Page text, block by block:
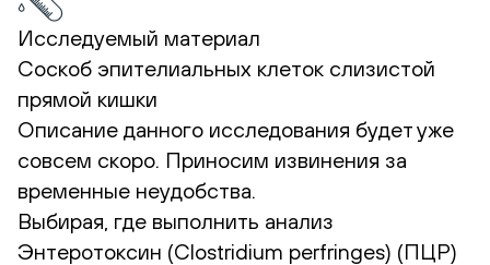
Исследуемый материал
Соскоб эпителиальных клеток слизистой
прямой кишки
Описание данного исследования будет уже
совсем скоро. Приносим извинения за
временные неудобства.
Выбирая, где выполнить анализ
Энтеротоксин (Clostridium perfringes) (ПЦР)